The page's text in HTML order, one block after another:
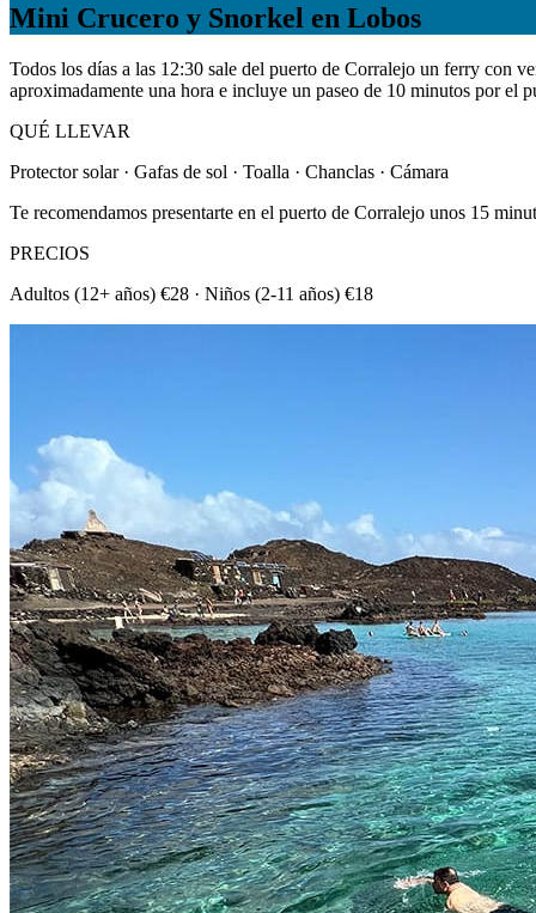
Mini Crucero y Snorkel en Lobos
Todos los días a las 12:30 sale del puerto de Corralejo un ferry con
aproximadamente una hora e incluye un paseo de 10 minutos por el
QUÉ LLEVAR
Protector solar · Gafas de sol · Toalla · Chanclas · Cámara
Te recomendamos presentarte en el puerto de Corralejo unos 15
PRECIOS
Adultos (12+ años) €28 · Niños (2-11 años) €18